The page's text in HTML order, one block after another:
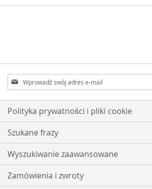
Subskrybuj
nasz
newsletter:
Polityka prywatności i pliki cookie
Szukane frazy
Wyszukiwanie zaawansowane
Zamówienia i zwroty